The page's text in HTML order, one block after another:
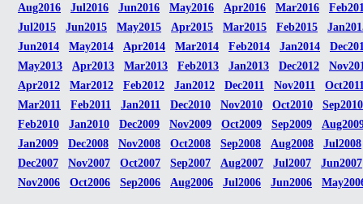
Aug2016
Jul2016 Jun2016 May2016 Apr2016 Mar2016
Jul2015
Jun2015 May2015 Apr2015 Mar2015 Feb2015
Jun2014
May2014 Apr2014 Mar2014 Feb2014 Jan2014
May2013
Apr2013 Mar2013 Feb2013 Jan2013 Dec2012
Apr2012
Mar2012 Feb2012 Jan2012 Dec2011 Nov2011
Mar2011
Feb2011 Jan2011 Dec2010 Nov2010 Oct2010
Sep2010
Feb2010
Jan2010 Dec2009 Nov2009 Oct2009 Sep2009
Jan2009
Dec2008 Nov2008 Oct2008 Sep2008 Aug2008
Jul2008
Dec2007
Nov2007 Oct2007 Sep2007 Aug2007 Jul2007
Jun2007
Nov2006
Oct2006 Sep2006 Aug2006 Jul2006 Jun2006